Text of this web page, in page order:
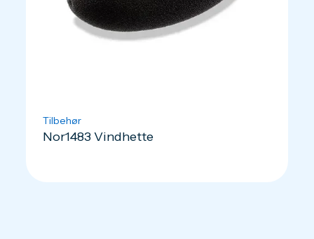
Tilbehør
Nor1483 Vindhette